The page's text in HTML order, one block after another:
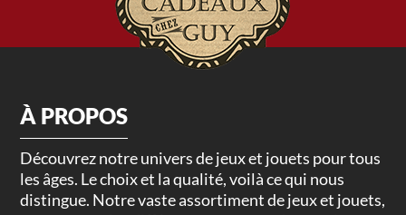
À PROPOS
Découvrez notre univers de jeux et jouets pour tous
les âges. Le choix et la qualité, voilà ce qui nous
distingue. Notre vaste assortiment de jeux et jouets,